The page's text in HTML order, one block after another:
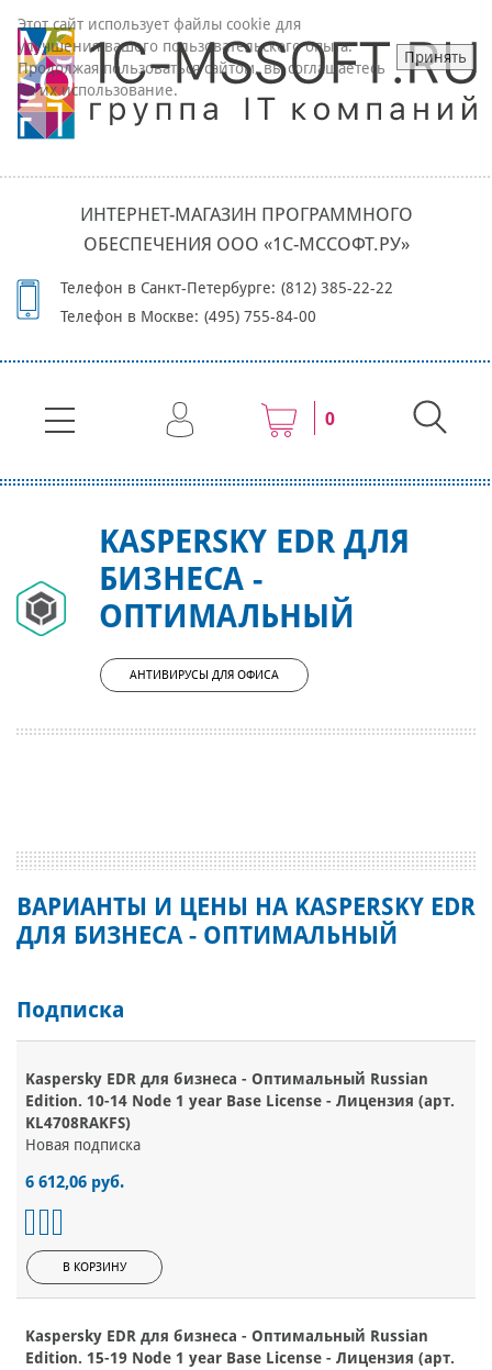
ИНТЕРНЕТ-МАГАЗИН ПРОГРАММНОГО
ОБЕСПЕЧЕНИЯ ООО «1С-МССОФТ.РУ»
Телефон в Санкт-Петербурге: (812) 385-22-22
Телефон в Москве: (495) 755-84-00
0
KASPERSKY EDR ДЛЯ
БИЗНЕСА -
ОПТИМАЛЬНЫЙ
АНТИВИРУСЫ ДЛЯ ОФИСА
ВАРИАНТЫ И ЦЕНЫ НА KASPERSKY EDR
ДЛЯ БИЗНЕСА - ОПТИМАЛЬНЫЙ
Подписка
Kaspersky EDR для бизнеса - Оптимальный Russian
Edition. 10-14 Node 1 year Base License - Лицензия (арт.
KL4708RAKFS)
Новая подписка
6 612,06 руб.
В КОРЗИНУ
Kaspersky EDR для бизнеса - Оптимальный Russian
Edition. 15-19 Node 1 year Base License - Лицензия (арт.
Этот сайт использует файлы cookie для
улучшения вашего пользовательского опыта.
Продолжая пользоваться сайтом, вы соглашаетесь
на их использование.
Принять